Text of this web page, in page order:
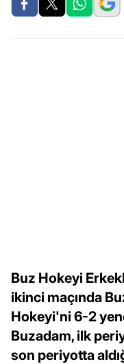
Buz Hokeyi
ikinci maçında
Hokeyi'ni 6-2
Buzadam, ilk
son periyotta